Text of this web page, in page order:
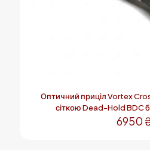
Оптичний приціл Vortex
сіткою Dead-Hold BDC
6950